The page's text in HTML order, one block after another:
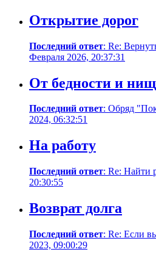
Открытие дорог
Последний ответ: Re:
Февраля 2026, 20:37:31
От бедности и
Последний ответ: Обряд
2024, 06:32:51
На работу
Последний ответ: Re: Найти
20:30:55
Возврат долга
Последний ответ: Re: Если
2023, 09:00:29